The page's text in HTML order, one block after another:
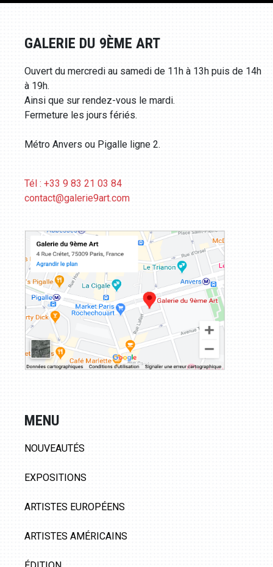
GALERIE DU 9ÈME ART
Ouvert du mercredi au samedi de 11h à 13h puis de 14h
à 19h.
Ainsi que sur rendez-vous le mardi.
Fermeture les jours fériés.
Métro Anvers ou Pigalle ligne 2.
Tél : +33 9 83 21 03 84
contact@galerie9art.com
MENU
NOUVEAUTÉS
EXPOSITIONS
ARTISTES EUROPÉENS
ARTISTES AMÉRICAINS